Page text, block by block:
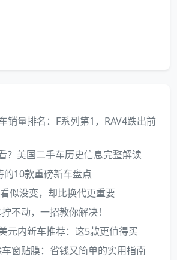
销量排名：F系列第1，RAV4跌出前
？美国二手车历史信息完整解读
10款重磅新车盘点
似没变，却比换代更重要
不动，一招教你解决！
元内新车推荐：这5款更值得买
窗贴膜：省钱又简单的实用指南